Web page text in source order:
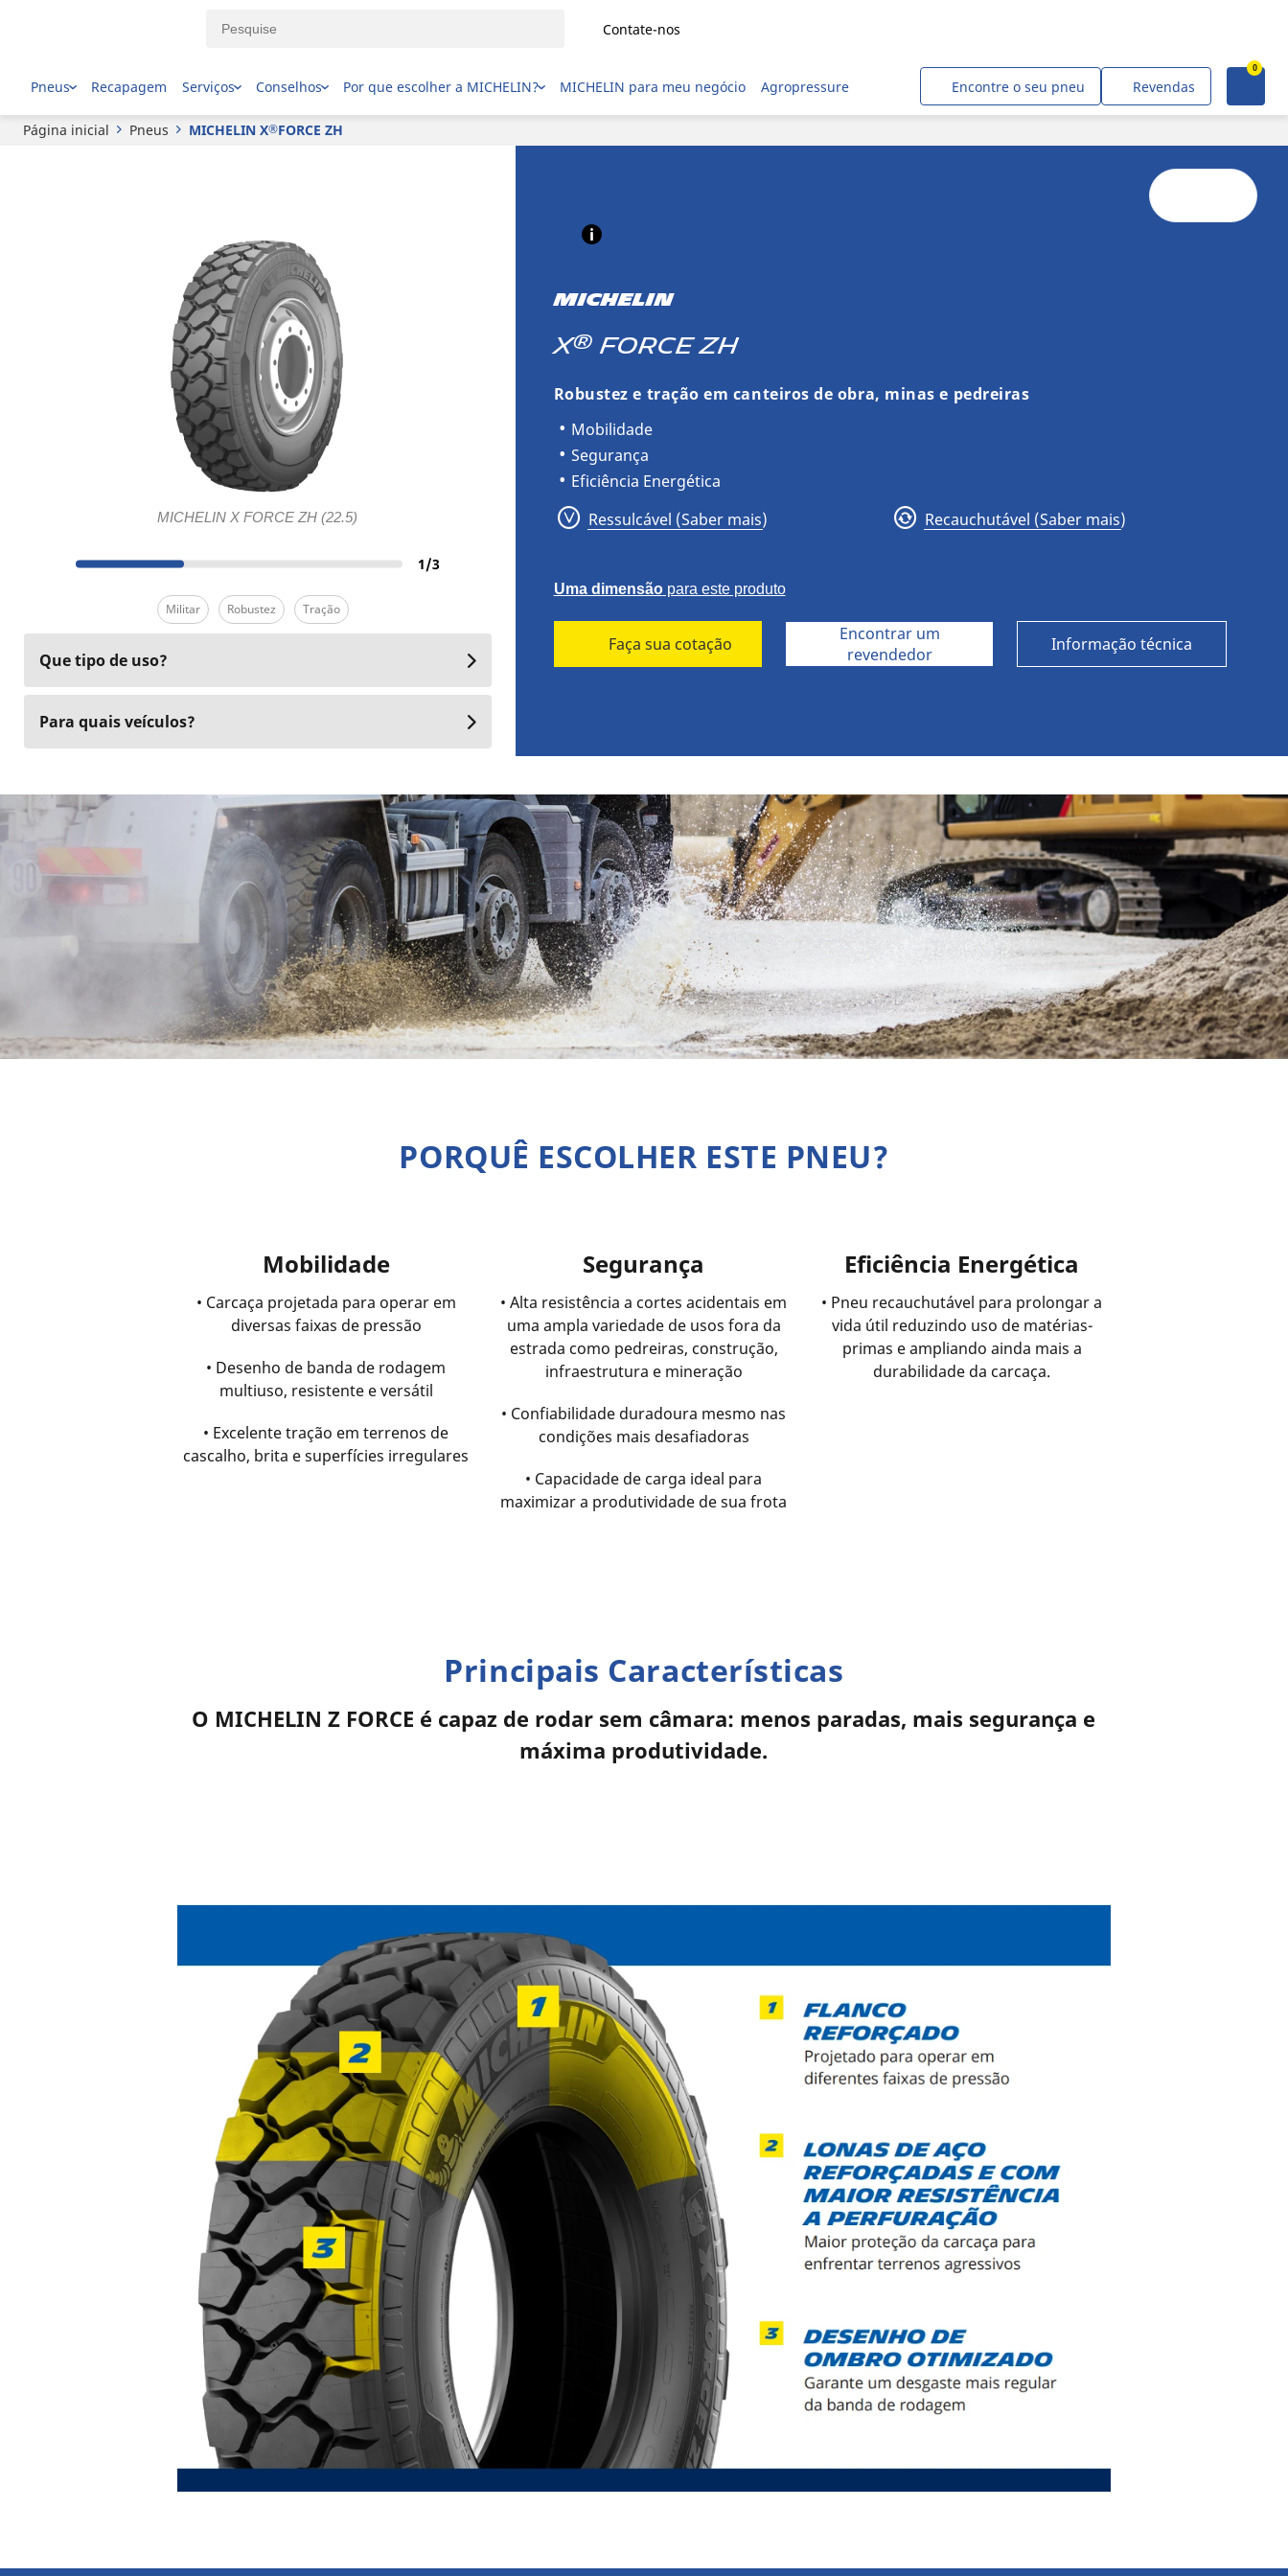
Contate-nos
0
Pneus Recapagem Serviços Conselhos Por que escolher a MICHELIN? MICHELIN para meu negócio Agropressure Encontre o seu pneu Revendas
Página inicial Pneus MICHELIN X®FORCE ZH
MICHELIN X FORCE ZH (22.5) MICHELIN X FORCE ZH (22.5) Front MICHELIN X FORCE ZH
1/3
Militar Robustez Tração
Que tipo de uso?
Para quais veículos?
MICHELIN
X® FORCE ZH
Robustez e tração em canteiros de obra, minas e pedreiras
Mobilidade
Segurança
Eficiência Energética
Ressulcável (Saber mais)
Recauchutável (Saber mais)
Uma dimensãopara este produto
Faça sua cotação
Encontrar um
revendedor
Informação técnica
Faça sua cotação
PORQUÊ ESCOLHER ESTE PNEU?
Mobilidade
• Carcaça projetada para operar em
diversas faixas de pressão
• Desenho de banda de rodagem
multiuso, resistente e versátil
• Excelente tração em terrenos de
cascalho, brita e superfícies irregulares
Segurança
• Alta resistência a cortes acidentais em
uma ampla variedade de usos fora da
estrada como pedreiras, construção,
infraestrutura e mineração
• Confiabilidade duradoura mesmo nas
condições mais desafiadoras
• Capacidade de carga ideal para
maximizar a produtividade de sua frota
Eficiência Energética
• Pneu recauchutável para prolongar a
vida útil reduzindo uso de matérias-
primas e ampliando ainda mais a
durabilidade da carcaça.
Principais Características
O MICHELIN Z FORCE é capaz de rodar sem câmara: menos paradas, mais segurança e
máxima produtividade.